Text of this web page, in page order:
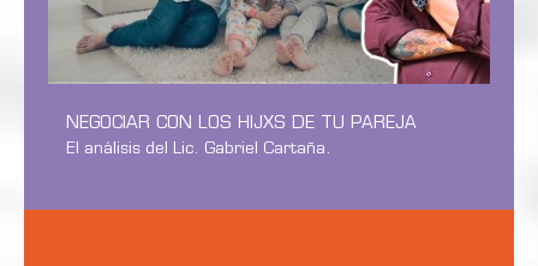
NEGOCIAR CON LOS HIJXS DE TU PAREJA
El análisis del Lic. Gabriel Cartaña.